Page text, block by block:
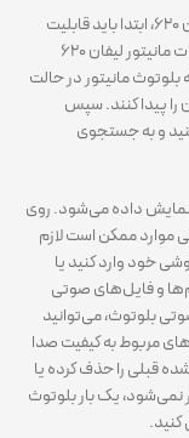
برای اتصال بلوتوث و تنظیمات مرتبط در مانیتور لیفان ۶۲۰، ابتدا باید قابلیت
بلوتوث دستگاه خود را فعال کنید. وارد بخش تنظیمات مانیتور لیفان ۶۲۰
مانیتور در حالت
را پیدا کنند. سپس
و به جستجوی
بلوتوث نمایش داده می‌شود. روی
موارد ممکن است لازم
خود وارد کنید یا
و فایل‌های صوتی
بلوتوث، می‌توانید
۶۲۰ شوید و گزینه‌های مربوط به کیفیت صدا
قبلی را حذف کرده یا
نمی‌شود، یک بار بلوتوث
کنید.